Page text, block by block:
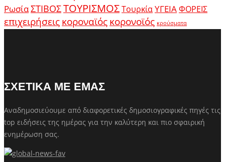
ΡωσίαΣΤΙΒΟΣΤΟΥΡΙΣΜΟΣΤουρκίαΥΓΕΙΑΦΟΡΕΙΣ
επιχειρήσειςκοροναϊόςκορονοϊός κρούσματα
ΣΧΕΤΙΚΑ ΜΕ ΕΜΑΣ
Αναδημοσιεύουμε από διαφορετικές δημοσιογραφικές πηγές τις
top ειδήσεις της ημέρας για την καλύτερη και πιο σφαιρική
ενημέρωση σας.